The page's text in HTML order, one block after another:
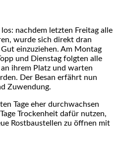
los: nachdem letzten Freitag alle
wurde sich direkt dran
einzuziehen. Am Montag
und Dienstag folgten alle
ihrem Platz und warten
Der Besan erfährt nun
Zuwendung.
Tage eher durchwachsen
Trockenheit dafür nutzen,
Rostbaustellen zu öffnen mit